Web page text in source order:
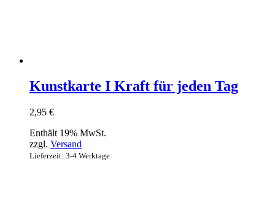
Kunstkarte I Kraft für jeden Tag
2,95 €
Enthält 19% MwSt.
zzgl. Versand
Lieferzeit: 3-4 Werktage